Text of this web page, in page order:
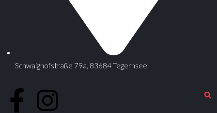
Schwaighofstraße 79a, 83684 Tegernsee